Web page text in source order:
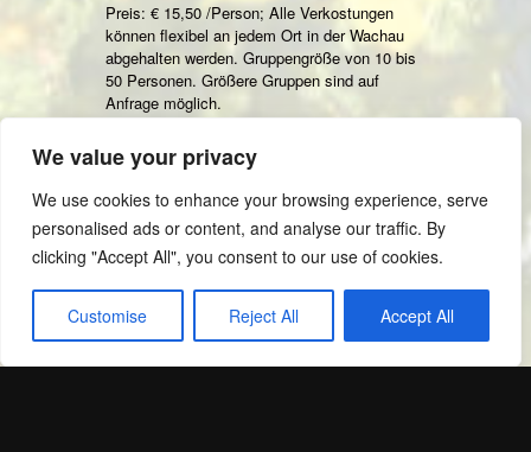
We value your privacy
We use cookies to enhance your browsing experience, serve
personalised ads or content, and analyse our traffic. By
clicking "Accept All", you consent to our use of cookies.
Customise Reject All Accept All
Preis: € 15,50 /Person; Alle Verkostungen
können flexibel an jedem Ort in der Wachau
abgehalten werden. Gruppengröße von 10 bis
50 Personen. Größere Gruppen sind auf
Anfrage möglich.
Umsatzsteuer.
Kontakt: info@wachaupur.at oder telefonisch
Martin Wicke unter +43 (0) 676 722 0035